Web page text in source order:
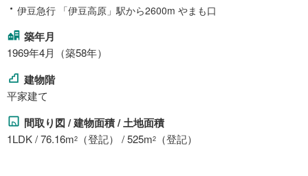
伊豆急行 「伊豆高原」駅から2600m やまも口
築年月
1969年4月（築58年）
建物階
平家建て
間取り図 / 建物面積 / 土地面積
1LDK / 76.16m2 （登記） / 525m2 （登記）